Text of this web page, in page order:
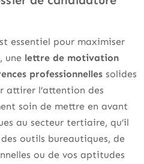
essentiel pour maximiser
, une lettre de motivation
professionnelles solides
attirer l’attention des
soin de mettre en avant
au secteur tertiaire, qu’il
outils bureautiques, de
ou de vos aptitudes